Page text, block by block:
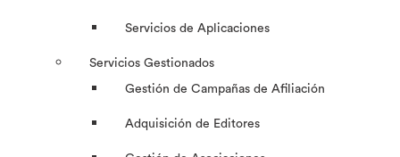
Servicios de Aplicaciones
Servicios Gestionados
Gestión de Campañas de Afiliación
Adquisición de Editores